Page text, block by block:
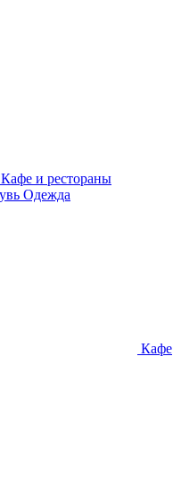
Кафе и рестораны
Одежда
Кафе